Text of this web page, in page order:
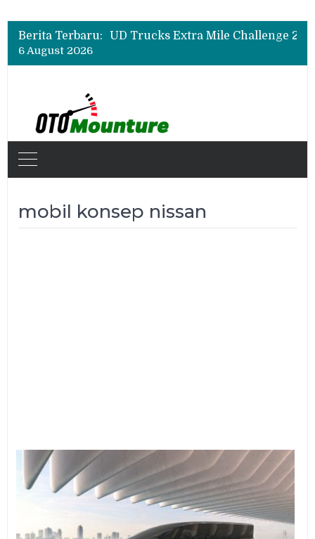
Berita Terbaru:
6 August 2026
mobil konsep nissan